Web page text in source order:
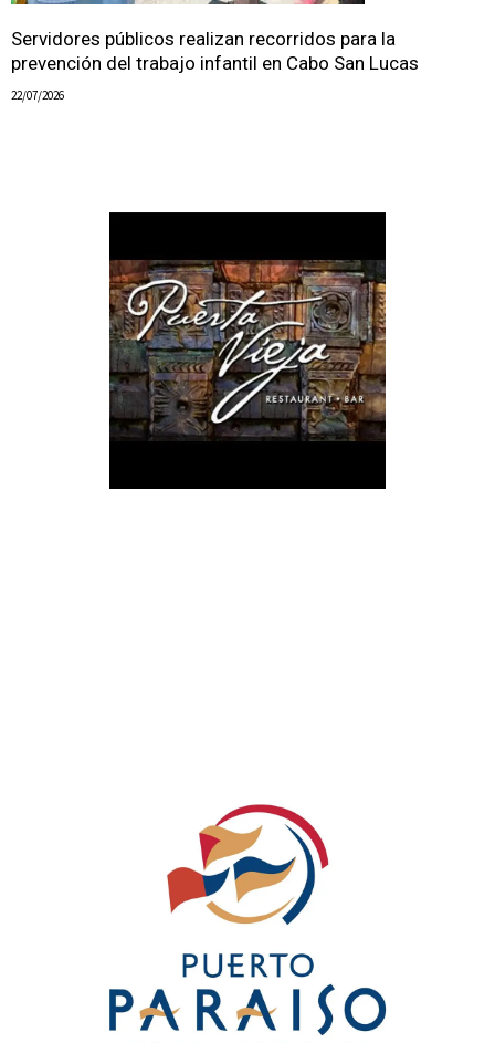
Servidores públicos realizan recorridos para la
prevención del trabajo infantil en Cabo San Lucas
22/07/2026